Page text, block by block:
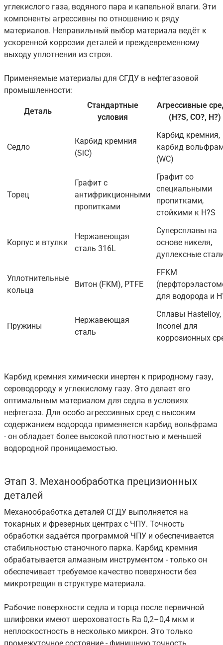
углекислого газа, водяного пара и капельной влаги. Эти
компоненты агрессивны по отношению к ряду
материалов. Неправильный выбор материала ведёт к
ускоренной коррозии деталей и преждевременному
выходу уплотнения из строя.
Применяемые материалы для СГДУ в нефтегазовой
промышленности:
Деталь
Стандартные
условия
Агрессивные
(H?S, CO?, H?)
Седло
Карбид кремния
(SiC)
Карбид кремния,
карбид
(WC)
Торец
Графит с
антифрикционными
пропитками
Графит со
специальными
пропитками,
стойкими к H?S
Корпус и втулки
Нержавеющая
сталь 316L
Суперсплавы на
основе никеля,
дуплексные
Уплотнительные
кольца
Витон (FKM), PTFE
FFKM
для водорода и
Пружины
Нержавеющая
сталь
Сплавы Hastelloy,
Inconel для
коррозионных
Карбид кремния химически инертен к природному газу,
сероводороду и углекислому газу. Это делает его
оптимальным материалом для седла в условиях
нефтегаза. Для особо агрессивных сред с высоким
содержанием водорода применяется карбид вольфрама
- он обладает более высокой плотностью и меньшей
водородной проницаемостью.
Этап 3. Механообработка прецизионных
деталей
Механообработка деталей СГДУ выполняется на
токарных и фрезерных центрах с ЧПУ. Точность
обработки задаётся программой ЧПУ и обеспечивается
стабильностью станочного парка. Карбид кремния
обрабатывается алмазным инструментом - только он
обеспечивает требуемое качество поверхности без
микротрещин в структуре материала.
Рабочие поверхности седла и торца после первичной
шлифовки имеют шероховатость Ra 0,2–0,4 мкм и
неплоскостность в несколько микрон. Это только
промежуточное состояние - финишную точность